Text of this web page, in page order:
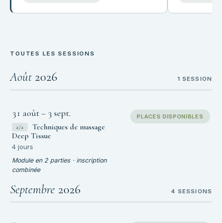
TOUTES LES SESSIONS
Août2026 1 SESSION
31 août– 3 sept.
2/2
Techniques de massage
Deep Tissue
4 jours
Module en 2 parties · inscription
combinée
PLACES DISPONIBLES
Septembre 2026 4 SESSIONS